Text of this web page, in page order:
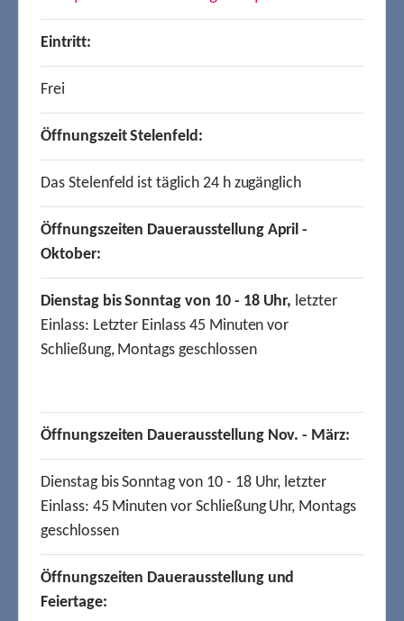
Eintritt:
Frei
Öffnungszeit Stelenfeld:
Das Stelenfeld ist täglich 24 h zugänglich
Öffnungszeiten Dauerausstellung April -
Oktober:
Dienstag bis Sonntag von 10 - 18 Uhr, letzter
Einlass: Letzter Einlass 45 Minuten vor
Schließung, Montags geschlossen
Öffnungszeiten Dauerausstellung Nov. - März:
Dienstag bis Sonntag von 10 - 18 Uhr, letzter
Einlass: 45 Minuten vor Schließung Uhr, Montags
geschlossen
Öffnungszeiten Dauerausstellung und
Feiertage: